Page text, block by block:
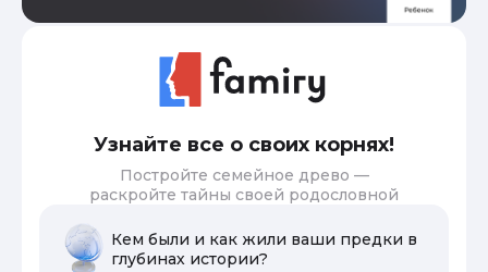
Узнайте все о своих корнях!
Постройте семейное древо —
раскройте тайны своей родословной
Кем были и как жили ваши предки в
глубинах истории?